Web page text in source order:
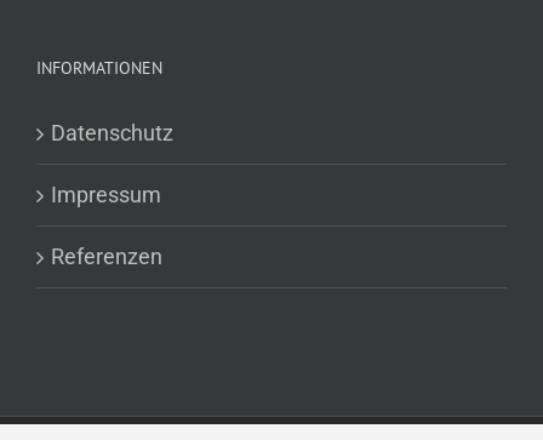
INFORMATIONEN
Datenschutz
Impressum
Referenzen